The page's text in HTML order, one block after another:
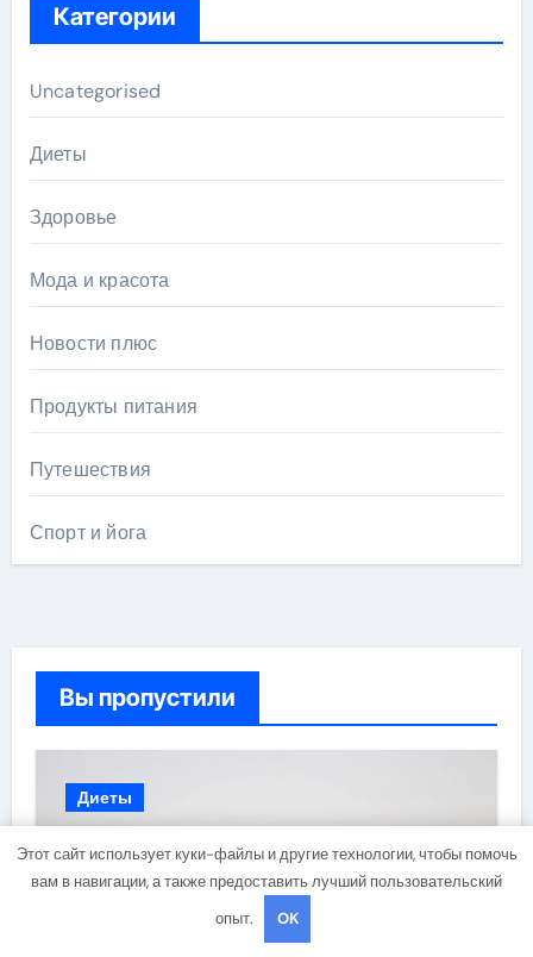
Категории
Uncategorised
Диеты
Здоровье
Мода и красота
Новости плюс
Продукты питания
Путешествия
Спорт и йога
Вы пропустили
Диеты
Этот сайт использует куки-файлы и другие технологии, чтобы помочь
вам в навигации, а также предоставить лучший пользовательский
опыт.
OK